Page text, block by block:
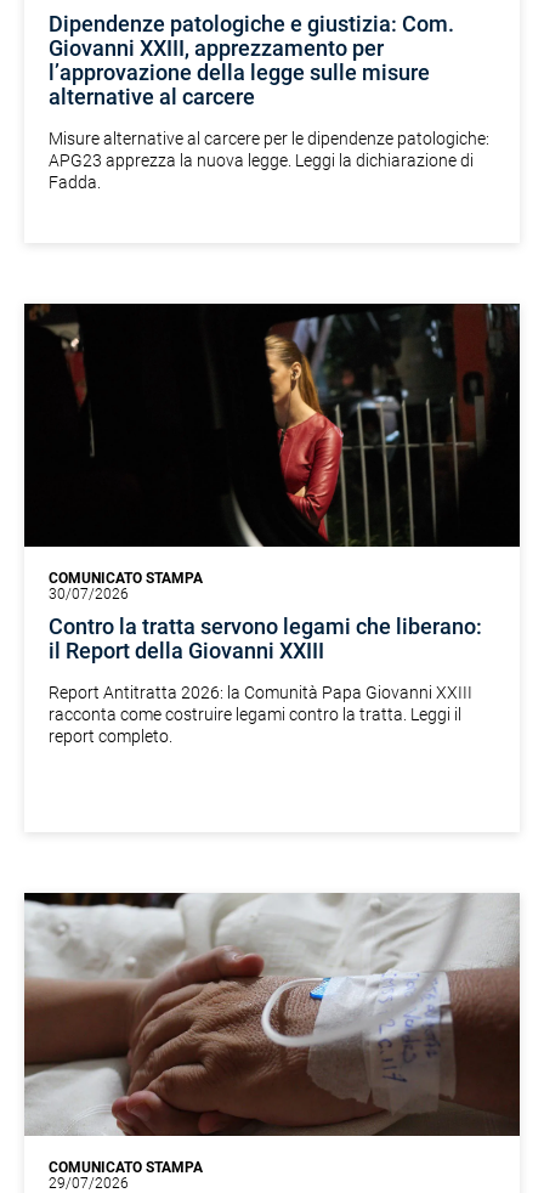
Dipendenze patologiche e giustizia: Com.
Giovanni XXIII, apprezzamento per
l’approvazione della legge sulle misure
alternative al carcere
Misure alternative al carcere per le dipendenze patologiche:
APG23 apprezza la nuova legge. Leggi la dichiarazione di
Fadda.
COMUNICATO STAMPA
30/07/2026
Contro la tratta servono legami che liberano:
il Report della Giovanni XXIII
Report Antitratta 2026: la Comunità Papa Giovanni XXIII
racconta come costruire legami contro la tratta. Leggi il
report completo.
COMUNICATO STAMPA
29/07/2026